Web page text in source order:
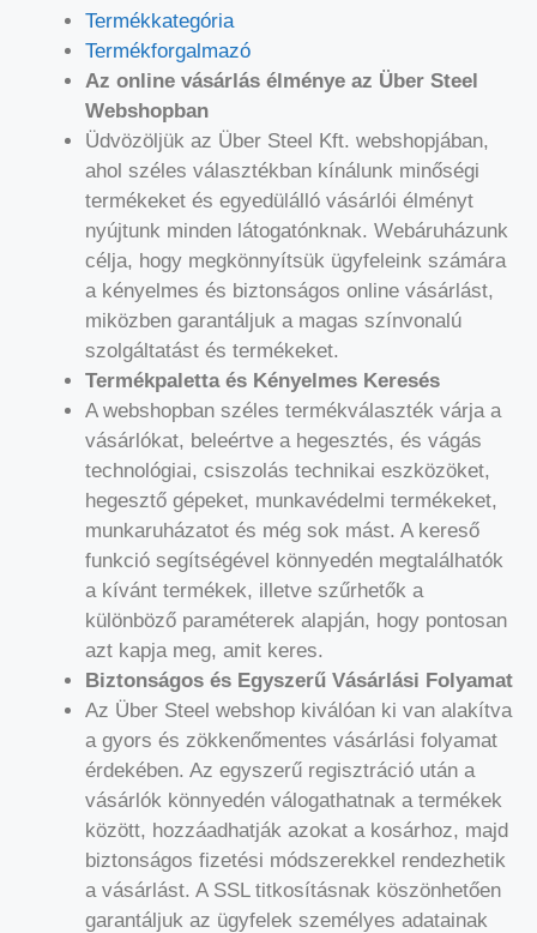
Termékkategória
Termékforgalmazó
Az online vásárlás élménye az Über Steel
Webshopban
Üdvözöljük az Über Steel Kft. webshopjában,
ahol széles választékban kínálunk minőségi
termékeket és egyedülálló vásárlói élményt
nyújtunk minden látogatónknak. Webáruházunk
célja, hogy megkönnyítsük ügyfeleink számára
a kényelmes és biztonságos online vásárlást,
miközben garantáljuk a magas színvonalú
szolgáltatást és termékeket.
Termékpaletta és Kényelmes Keresés
A webshopban széles termékválaszték várja a
vásárlókat, beleértve a hegesztés, és vágás
technológiai, csiszolás technikai eszközöket,
hegesztő gépeket, munkavédelmi termékeket,
munkaruházatot és még sok mást. A kereső
funkció segítségével könnyedén megtalálhatók
a kívánt termékek, illetve szűrhetők a
különböző paraméterek alapján, hogy pontosan
azt kapja meg, amit keres.
Biztonságos és Egyszerű Vásárlási Folyamat
Az Über Steel webshop kiválóan ki van alakítva
a gyors és zökkenőmentes vásárlási folyamat
érdekében. Az egyszerű regisztráció után a
vásárlók könnyedén válogathatnak a termékek
között, hozzáadhatják azokat a kosárhoz, majd
biztonságos fizetési módszerekkel rendezhetik
a vásárlást. A SSL titkosításnak köszönhetően
garantáljuk az ügyfelek személyes adatainak